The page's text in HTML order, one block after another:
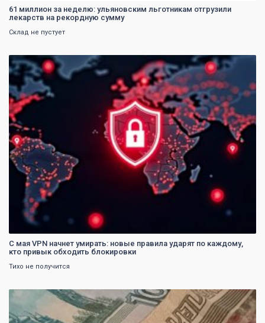
61 миллион за неделю: ульяновским льготникам отгрузили
лекарств на рекордную сумму
Склад не пустует
0
С мая VPN начнет умирать: новые правила ударят по каждому,
кто привык обходить блокировки
Тихо не получится
0